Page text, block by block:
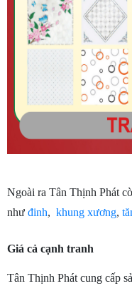
Ngoài ra Tân Thịnh Phát
như đinh, khung xương,
Giá cả cạnh tranh
Tân Thịnh Phát cung cấp